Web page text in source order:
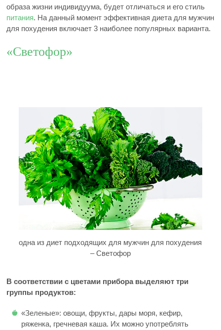
образа жизни индивидуума, будет отличаться и его стиль
питания. На данный момент эффективная диета для мужчин
для похудения включает 3 наиболее популярных варианта.
«Светофор»
одна из диет подходящих для мужчин для похудения
– Светофор
В соответствии с цветами прибора выделяют три
группы продуктов:
«Зеленые»: овощи, фрукты, дары моря, кефир,
ряженка, гречневая каша. Их можно употреблять